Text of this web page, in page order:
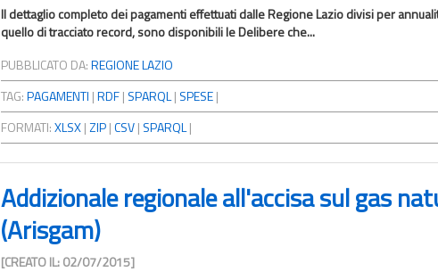
Il dettaglio completo dei pagamenti effettuati dalle Regione Lazio divisi per
quello di tracciato record, sono disponibili le Delibere che...
PUBBLICATO DA:REGIONE LAZIO
TAG:PAGAMENTI |RDF | SPARQL | SPESE |
FORMATI:XLSX |ZIP |CSV | SPARQL |
Addizionale regionale all'accisa sul gas
(Arisgam)
[CREATO IL: 02/07/2015]